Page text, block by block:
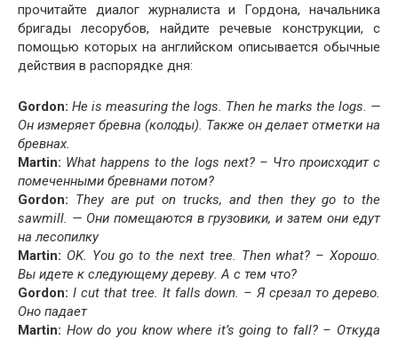
прочитайте диалог журналиста и Гордона, начальника
бригады лесорубов, найдите речевые конструкции, с
помощью которых на английском описывается обычные
действия в распорядке дня:
Gor­don: He is mea­sur­ing the logs. Then he marks the logs. —
Он измеряет бревна (колоды). Также он делает отметки на
бревнах.
Mar­tin: What hap­pens to the logs next? – Что происходит с
помеченными бревнами потом?
Gor­don: They are put on trucks, and then they go to the
sawmill. — Они помещаются в грузовики, и затем они едут
на лесопилку
Mar­tin: OK. You go to the next tree. Then what? – Хорошо.
Вы идете к следующему дереву. А с тем что?
Gor­don: I cut that tree. It falls down. – Я срезал то дерево.
Оно падает
Mar­tin: How do you know where it’s going to fall? – Откуда